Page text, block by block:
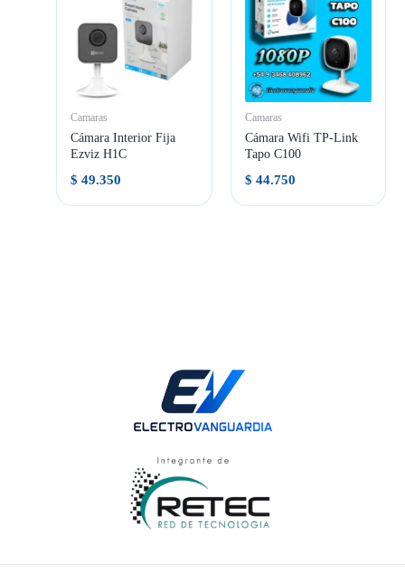
Camaras
Cámara Interior Fija
Ezviz H1C
$ 49.350
Camaras
Cámara Wifi TP-Link
Tapo C100
$ 44.750